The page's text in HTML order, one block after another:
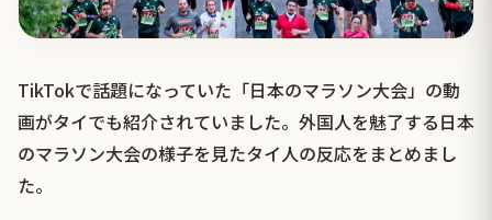
TikTokで話題になっていた「日本のマラソン大会」の動
画がタイでも紹介されていました。外国人を魅了する日本
のマラソン大会の様子を見たタイ人の反応をまとめまし
た。